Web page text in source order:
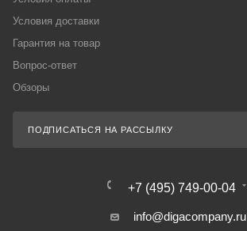
Условия доставки
Гарантия на товар
Вопрос-ответ
Обзоры
ПОДПИСАТЬСЯ НА РАССЫЛКУ
+7 (495) 749-00-04
info@digacompany.ru